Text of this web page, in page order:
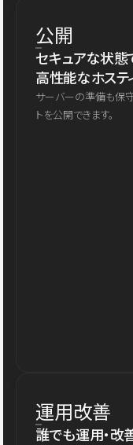
公開
セキュアな状態
高性能なホステ
サーバーの準備も保
トを公開できます。
運用改善
誰でも運用・改